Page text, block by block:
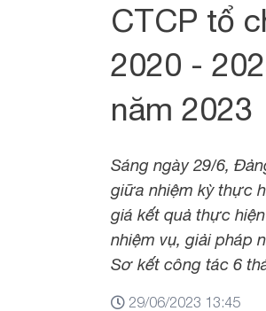
CTCP tổ
2020 -
năm 2023
Sáng ngày 29/6,
giữa nhiệm kỳ thực
giá kết quả thực
nhiệm vụ, giải pháp
Sơ kết công tác 6
29/06/2023 13:45